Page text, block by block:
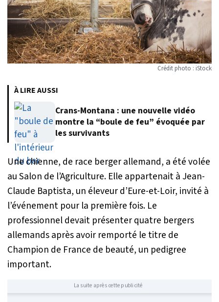
Crédit photo : iStock
À LIRE AUSSI
Crans-Montana : une nouvelle vidéo
montre la “boule de feu” évoquée par
les survivants
Une chienne, de race berger allemand, a été volée
au Salon de l’Agriculture. Elle appartenait à Jean-
Claude Baptista, un éleveur d’Eure-et-Loir, invité à
l’événement pour la première fois. Le
professionnel devait présenter quatre bergers
allemands après avoir remporté le titre de
Champion de France de beauté, un pedigree
important.
La suite après cette publicité